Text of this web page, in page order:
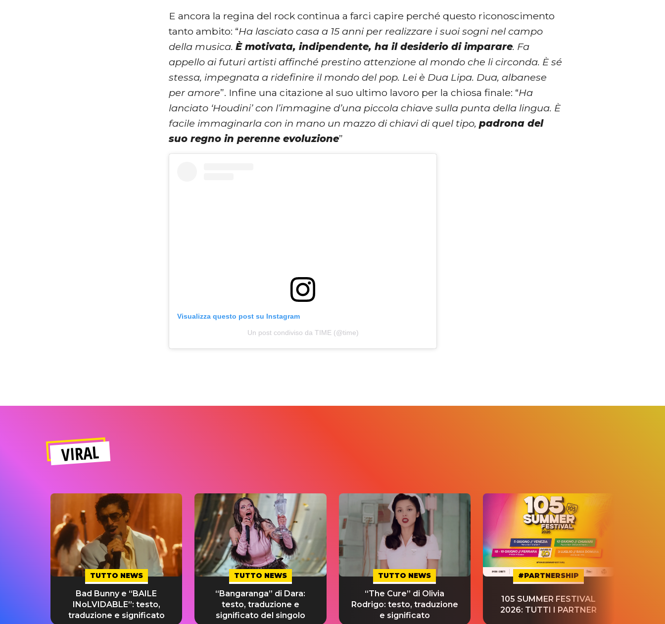
E ancora la regina del rock continua a farci capire perché questo riconoscimento
tanto ambito: “Ha lasciato casa a 15 anni per realizzare i suoi sogni nel campo
della musica.È motivata, indipendente, ha il desiderio di imparare. Fa
appello ai futuri artisti affinché prestino attenzione al mondo che li circonda. È sé
stessa, impegnata a ridefinire il mondo del pop. Lei è Dua Lipa. Dua, albanese
per amore”. Infine una citazione al suo ultimo lavoro per la chiosa finale: “Ha
lanciato ‘Houdini’ con l’immagine d’una piccola chiave sulla punta della lingua. È
facile immaginarla con in mano un mazzo di chiavi di quel tipo,padrona del
suo regno in perenne evoluzione”
Visualizza questo post su Instagram
Un post condiviso da TIME (@time)
VIRAL
TUTTO NEWS
Bad Bunny e “BAILE
INoLVIDABLE”: testo,
traduzione e significato
TUTTO NEWS
“Bangaranga” di Dara:
testo, traduzione e
significato del singolo
TUTTO NEWS
“The Cure” di Olivia
Rodrigo: testo, traduzione
e significato
#PARTNERSHIP
105 SUMMER FESTIVAL
2026: TUTTI I PARTNER